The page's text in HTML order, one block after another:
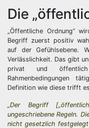
Die
„Öffentliche Ordnung“
Begriff zuerst positiv
auf der Gefühlsebene.
Verlässlichkeit. Das gibt
privat und öffentlich
Rahmenbedingungen
Definition wie diese trifft
„Der Begriff
ungeschriebene Regeln.
nicht gesetzlich